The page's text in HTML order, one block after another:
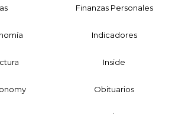
Finanzas Personales
Indicadores
Inside
Obituarios